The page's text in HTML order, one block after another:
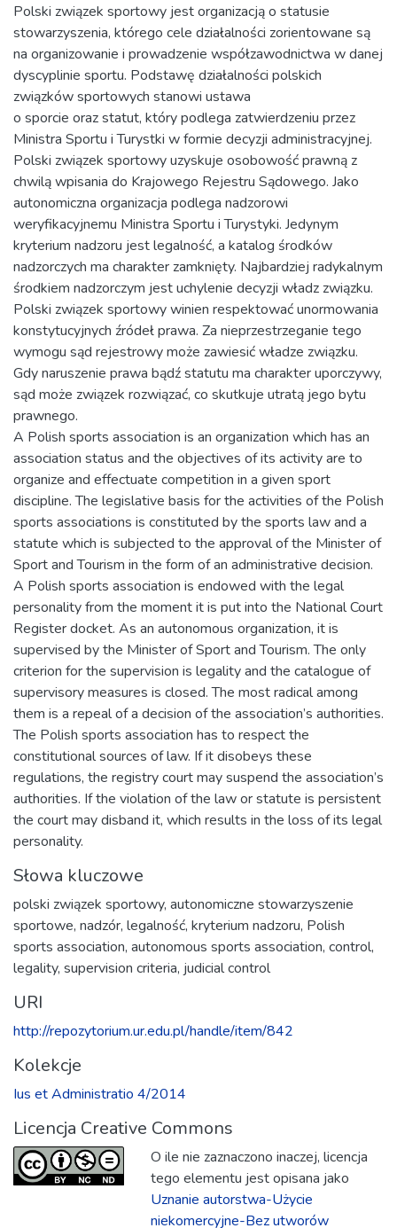
Polski związek sportowy jest organizacją o statusie
stowarzyszenia, którego cele działalności zorientowane są
na organizowanie i prowadzenie współzawodnictwa w danej
dyscyplinie sportu. Podstawę działalności polskich
związków sportowych stanowi ustawa
o sporcie oraz statut, który podlega zatwierdzeniu przez
Ministra Sportu i Turystki w formie decyzji administracyjnej.
Polski związek sportowy uzyskuje osobowość prawną z
chwilą wpisania do Krajowego Rejestru Sądowego. Jako
autonomiczna organizacja podlega nadzorowi
weryfikacyjnemu Ministra Sportu i Turystyki. Jedynym
kryterium nadzoru jest legalność, a katalog środków
nadzorczych ma charakter zamknięty. Najbardziej radykalnym
środkiem nadzorczym jest uchylenie decyzji władz związku.
Polski związek sportowy winien respektować unormowania
konstytucyjnych źródeł prawa. Za nieprzestrzeganie tego
wymogu sąd rejestrowy może zawiesić władze związku.
Gdy naruszenie prawa bądź statutu ma charakter uporczywy,
sąd może związek rozwiązać, co skutkuje utratą jego bytu
prawnego.
A Polish sports association is an organization which has an
association status and the objectives of its activity are to
organize and effectuate competition in a given sport
discipline. The legislative basis for the activities of the Polish
sports associations is constituted by the sports law and a
statute which is subjected to the approval of the Minister of
Sport and Tourism in the form of an administrative decision.
A Polish sports association is endowed with the legal
personality from the moment it is put into the National Court
Register docket. As an autonomous organization, it is
supervised by the Minister of Sport and Tourism. The only
criterion for the supervision is legality and the catalogue of
supervisory measures is closed. The most radical among
them is a repeal of a decision of the association’s authorities.
The Polish sports association has to respect the
constitutional sources of law. If it disobeys these
regulations, the registry court may suspend the association’s
authorities. If the violation of the law or statute is persistent
the court may disband it, which results in the loss of its legal
personality.
Słowa kluczowe
polski związek sportowy, autonomiczne stowarzyszenie
sportowe, nadzór, legalność, kryterium nadzoru, Polish
sports association, autonomous sports association, control,
legality, supervision criteria, judicial control
URI
http://repozytorium.ur.edu.pl/handle/item/842
Kolekcje
Ius et Administratio 4/2014
Licencja Creative Commons
O ile nie zaznaczono inaczej, licencja
tego elementu jest opisana jako
Uznanie autorstwa-Użycie
niekomercyjne-Bez utworów